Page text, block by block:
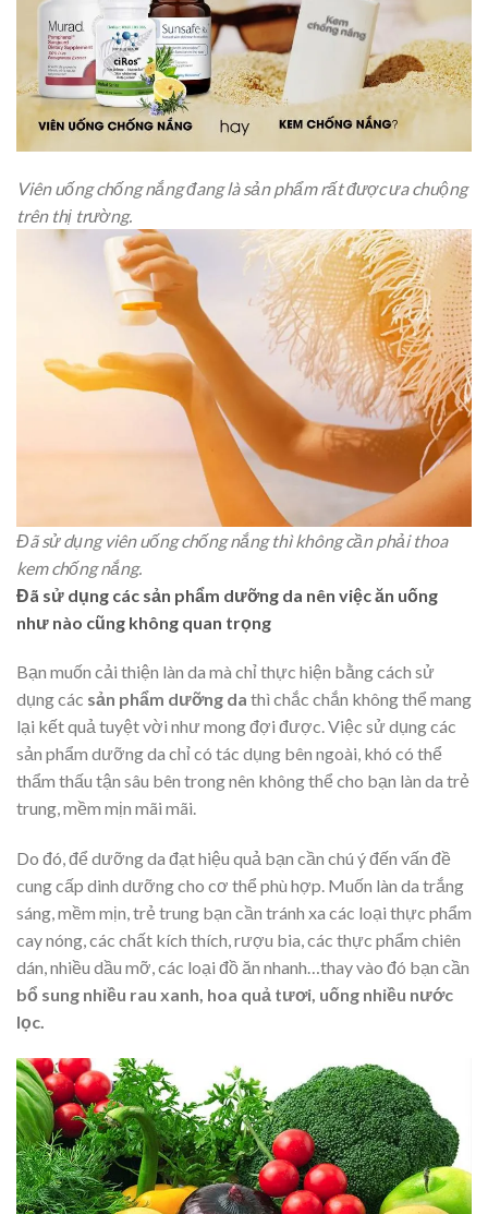
Viên uống chống nắng đang là sản phẩm rất được ưa chuộng
trên thị trường.
Đã sử dụng viên uống chống nắng thì không cần phải thoa
kem chống nắng.
Đã sử dụng các sản phẩm dưỡng da nên việc ăn uống
như nào cũng không quan trọng
Bạn muốn cải thiện làn da mà chỉ thực hiện bằng cách sử
dụng các sản phẩm dưỡng da thì chắc chắn không thể mang
lại kết quả tuyệt vời như mong đợi được. Việc sử dụng các
sản phẩm dưỡng da chỉ có tác dụng bên ngoài, khó có thể
thẩm thấu tận sâu bên trong nên không thể cho bạn làn da trẻ
trung, mềm mịn mãi mãi.
Do đó, để dưỡng da đạt hiệu quả bạn cần chú ý đến vấn đề
cung cấp dinh dưỡng cho cơ thể phù hợp. Muốn làn da trắng
sáng, mềm mịn, trẻ trung bạn cần tránh xa các loại thực phẩm
cay nóng, các chất kích thích, rượu bia, các thực phẩm chiên
dán, nhiều dầu mỡ, các loại đồ ăn nhanh…thay vào đó bạn cần
bổ sung nhiều rau xanh, hoa quả tươi, uống nhiều nước
lọc.